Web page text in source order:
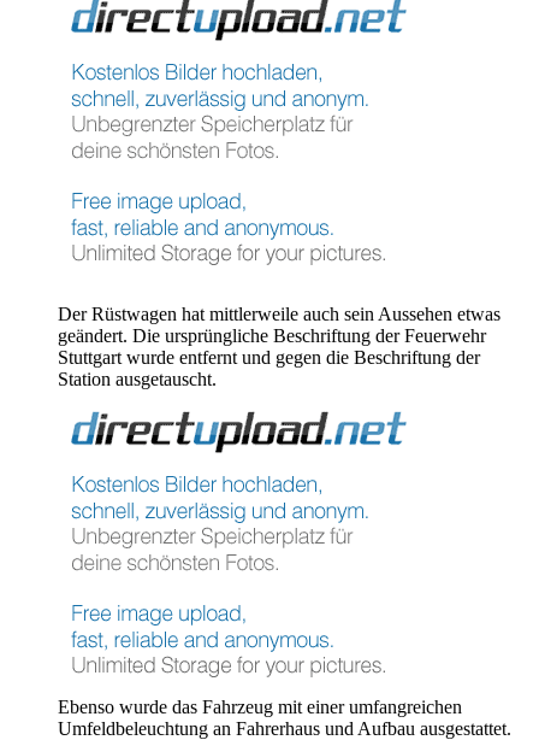
Der Rüstwagen hat mittlerweile auch sein Aussehen etwas
geändert. Die ursprüngliche Beschriftung der Feuerwehr
Stuttgart wurde entfernt und gegen die Beschriftung der
Station ausgetauscht.
Ebenso wurde das Fahrzeug mit einer umfangreichen
Umfeldbeleuchtung an Fahrerhaus und Aufbau ausgestattet.